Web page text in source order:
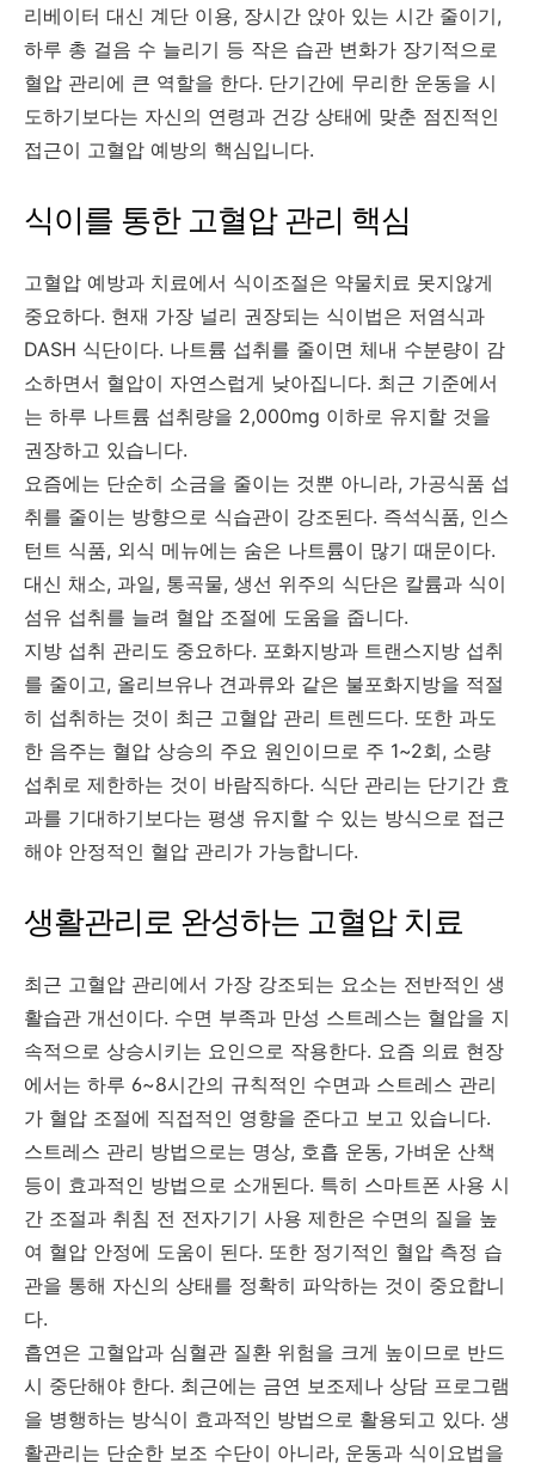
리베이터 대신 계단 이용, 장시간 앉아 있는 시간 줄이기,
하루 총 걸음 수 늘리기 등 작은 습관 변화가 장기적으로
혈압 관리에 큰 역할을 한다. 단기간에 무리한 운동을 시
도하기보다는 자신의 연령과 건강 상태에 맞춘 점진적인
접근이 고혈압 예방의 핵심입니다.
식이를 통한 고혈압 관리 핵심
고혈압 예방과 치료에서 식이조절은 약물치료 못지않게
중요하다. 현재 가장 널리 권장되는 식이법은 저염식과
DASH 식단이다. 나트륨 섭취를 줄이면 체내 수분량이 감
소하면서 혈압이 자연스럽게 낮아집니다. 최근 기준에서
는 하루 나트륨 섭취량을 2,000mg 이하로 유지할 것을
권장하고 있습니다.
요즘에는 단순히 소금을 줄이는 것뿐 아니라, 가공식품 섭
취를 줄이는 방향으로 식습관이 강조된다. 즉석식품, 인스
턴트 식품, 외식 메뉴에는 숨은 나트륨이 많기 때문이다.
대신 채소, 과일, 통곡물, 생선 위주의 식단은 칼륨과 식이
섬유 섭취를 늘려 혈압 조절에 도움을 줍니다.
지방 섭취 관리도 중요하다. 포화지방과 트랜스지방 섭취
를 줄이고, 올리브유나 견과류와 같은 불포화지방을 적절
히 섭취하는 것이 최근 고혈압 관리 트렌드다. 또한 과도
한 음주는 혈압 상승의 주요 원인이므로 주 1~2회, 소량
섭취로 제한하는 것이 바람직하다. 식단 관리는 단기간 효
과를 기대하기보다는 평생 유지할 수 있는 방식으로 접근
해야 안정적인 혈압 관리가 가능합니다.
생활관리로 완성하는 고혈압 치료
최근 고혈압 관리에서 가장 강조되는 요소는 전반적인 생
활습관 개선이다. 수면 부족과 만성 스트레스는 혈압을 지
속적으로 상승시키는 요인으로 작용한다. 요즘 의료 현장
에서는 하루 6~8시간의 규칙적인 수면과 스트레스 관리
가 혈압 조절에 직접적인 영향을 준다고 보고 있습니다.
스트레스 관리 방법으로는 명상, 호흡 운동, 가벼운 산책
등이 효과적인 방법으로 소개된다. 특히 스마트폰 사용 시
간 조절과 취침 전 전자기기 사용 제한은 수면의 질을 높
여 혈압 안정에 도움이 된다. 또한 정기적인 혈압 측정 습
관을 통해 자신의 상태를 정확히 파악하는 것이 중요합니
다.
흡연은 고혈압과 심혈관 질환 위험을 크게 높이므로 반드
시 중단해야 한다. 최근에는 금연 보조제나 상담 프로그램
을 병행하는 방식이 효과적인 방법으로 활용되고 있다. 생
활관리는 단순한 보조 수단이 아니라, 운동과 식이요법을